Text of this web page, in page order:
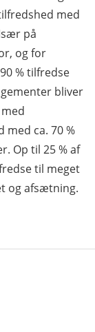
med
på
og for
% tilfredse
bliver
ca. 70 %
Op til 25 % af
til meget
og afsætning.